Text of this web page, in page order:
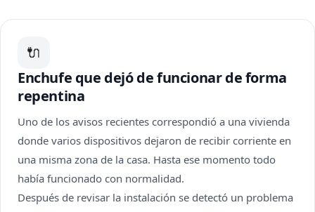
🔌
Enchufe que dejó de funcionar de forma
repentina
Uno de los avisos recientes correspondió a una vivienda
donde varios dispositivos dejaron de recibir corriente en
una misma zona de la casa. Hasta ese momento todo
había funcionado con normalidad.
Después de revisar la instalación se detectó un problema